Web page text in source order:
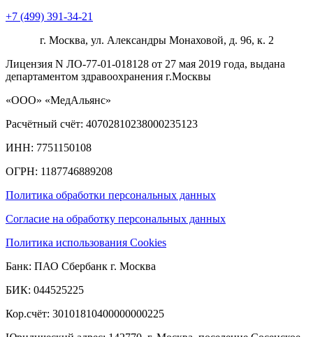
+7 (499) 391-34-21
г. Москва, ул. Александры Монаховой, д. 96, к. 2
Лицензия N ЛО-77-01-018128 от 27 мая 2019 года, выдана
департаментом здравоохранения г.Москвы
«ООО» «МедАльянс»
Расчётный счёт: 40702810238000235123
ИНН: 7751150108
ОГРН: 1187746889208​
Политика обработки персональных данных
Согласие на обработку персональных данных
Политика использования Cookies
Банк: ПАО Сбербанк г. Москва
БИК: 044525225
Кор.счёт: 30101810400000000225